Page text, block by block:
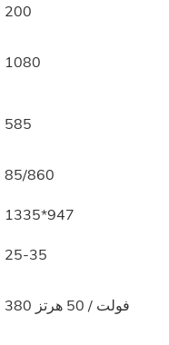
200
1080
585
85/860
1335*947
25-35
380 فولت / 50 هرتز